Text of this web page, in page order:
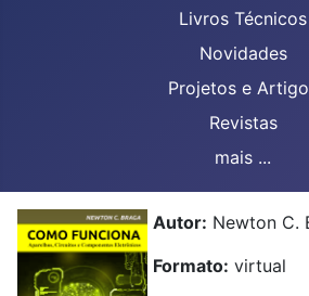
Livros Técnicos
Novidades
Projetos e
Revistas
mais ...
Autor: Newton C.
Formato: virtual